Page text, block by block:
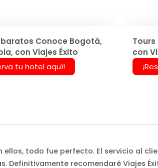
Conoce Bogotá,
con Viajes Éxito
tu hotel aquí!
con
ellos, todo fue perfecto. El servicio al
recomendaré Viajes